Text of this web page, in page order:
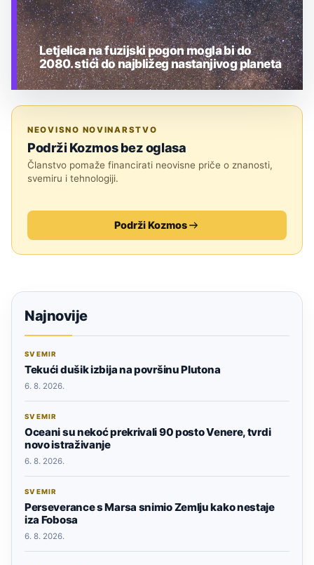
Letjelica na fuzijski pogon mogla bi do
2080. stići do najbližeg nastanjivog planeta
NEOVISNO NOVINARSTVO
Podrži Kozmos bez oglasa
Članstvo pomaže financirati neovisne priče o znanosti,
svemiru i tehnologiji.
Podrži Kozmos
Najnovije
SVEMIR
Tekući dušik izbija na površinu Plutona
6. 8. 2026.
SVEMIR
Oceani su nekoć prekrivali 90 posto Venere, tvrdi
novo istraživanje
6. 8. 2026.
SVEMIR
Perseverance s Marsa snimio Zemlju kako nestaje
iza Fobosa
6. 8. 2026.